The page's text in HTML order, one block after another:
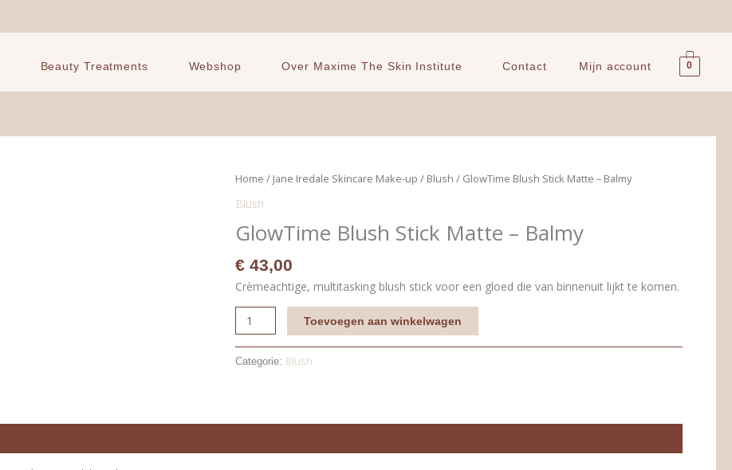
Beauty Treatments Webshop Over Maxime The Skin Institute Contact Mijn account 0
Home / Jane Iredale Skincare Make-up / Blush / GlowTime Blush Stick Matte – Balmy
Blush
GlowTime Blush Stick Matte – Balmy
€43,00
Crèmeachtige, multitasking blush stick voor een gloed die van binnenuit lijkt te komen.
GlowTime
Blush
Matte
Balmy
aantal
Toevoegen aan winkelwagen
Categorie: Blush